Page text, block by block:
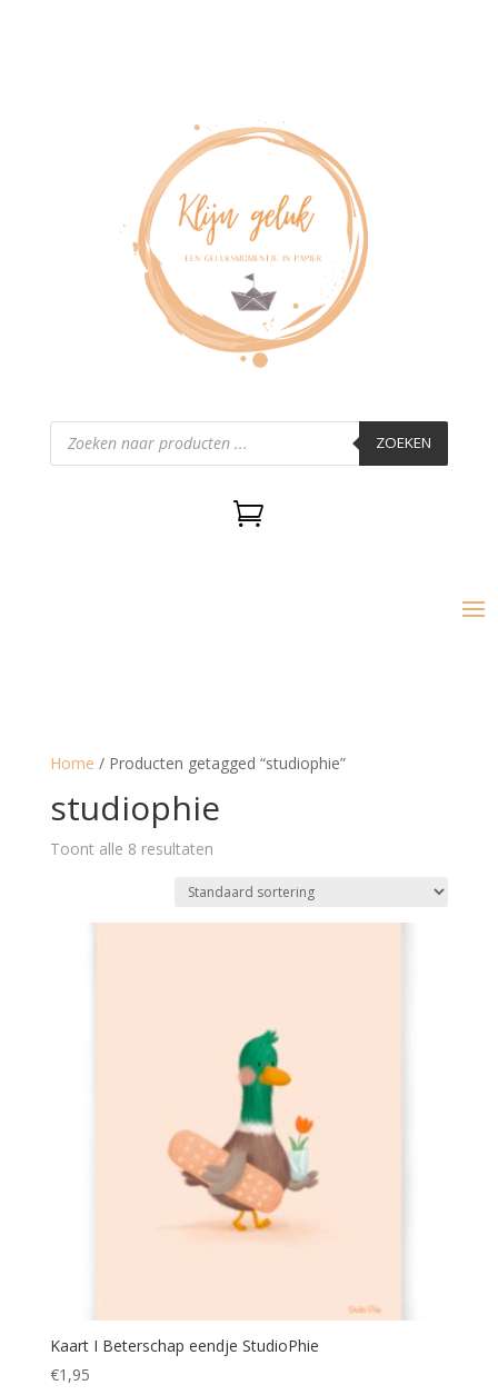
Producten
zoeken ZOEKEN

Home / Producten getagged “studiophie”
studiophie
Toont alle 8 resultaten
Kaart I Beterschap eendje StudioPhie
€1,95